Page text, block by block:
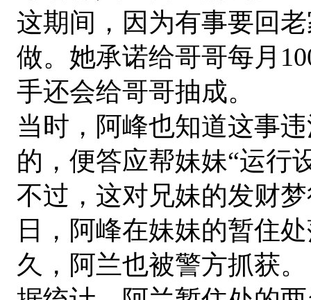
这期间，因为有事要回
做。她承诺给哥哥每月
手还会给哥哥抽成。
当时，阿峰也知道这事
的，便答应帮妹妹“运行
不过，这对兄妹的发财
日，阿峰在妹妹的暂住
久，阿兰也被警方抓获。